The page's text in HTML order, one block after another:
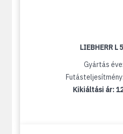
LIEBHERR L
Gyártás
Kikiáltási ár: